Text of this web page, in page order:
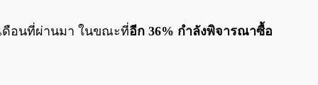
ดือนที่ผ่านมา ในขณะที่อีก 36% กำลังพิจารณาซื้อ